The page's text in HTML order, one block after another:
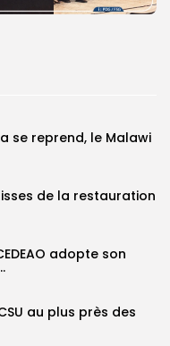
se reprend, le Malawi
de la restauration
adopte son
au plus près des